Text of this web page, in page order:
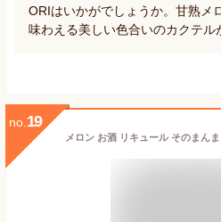
ORIはいかがでしょうか。甘熟メ
味わえる美しい色合いのカクテル
no. 19